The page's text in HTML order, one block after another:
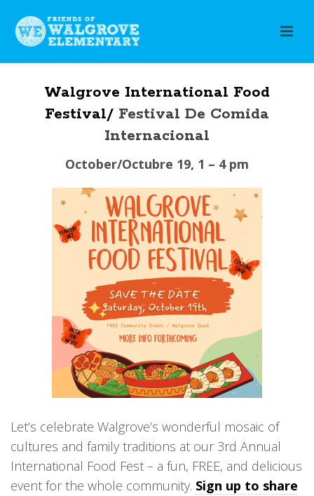
Walgrove International Food
Festival/ Festival De Comida
Internacional
October/Octubre 19, 1 – 4 pm
Let’s celebrate Walgrove’s wonderful mosaic of
cultures and family traditions at our 3rd Annual
International Food Fest – a fun, FREE, and delicious
event for the whole community. Sign up to share